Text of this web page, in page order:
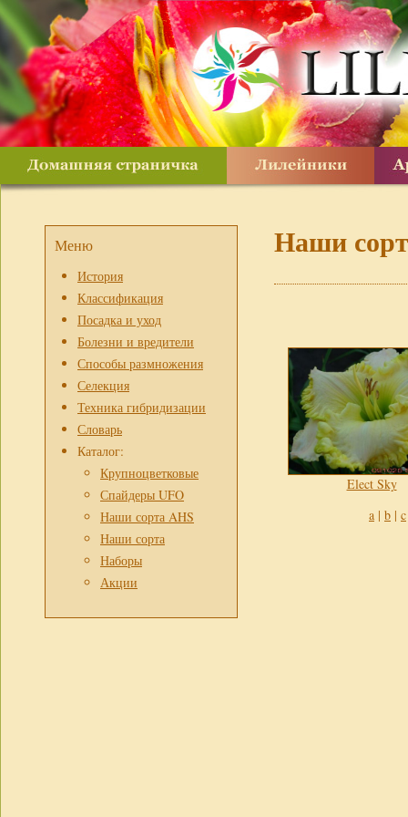
Меню
История
Классификация
Посадка и уход
Болезни и вредители
Способы размножения
Селекция
Техника гибридизации
Словарь
Каталог:
Крупноцветковые
Спайдеры UFO
Наши сорта AHS
Наши сорта
Наборы
Акции
Наши
Elect Sky
a | b | c